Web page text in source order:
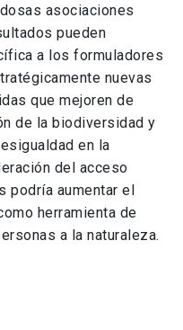
asociaciones
pueden
a los formuladores
nuevas
que mejoren de
de la biodiversidad y
en la
del acceso
podría aumentar el
herramienta de
a la naturaleza.